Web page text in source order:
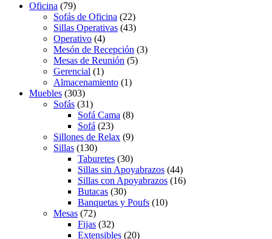
Oficina (79)
Sofás de Oficina (22)
Sillas Operativas (43)
Operativo (4)
Mesón de Recepción (3)
Mesas de Reunión (5)
Gerencial (1)
Almacenamiento (1)
Muebles (303)
Sofás (31)
Sofá Cama (8)
Sofá (23)
Sillones de Relax (9)
Sillas (130)
Taburetes (30)
Sillas sin Apoyabrazos (44)
Sillas con Apoyabrazos (16)
Butacas (30)
Banquetas y Poufs (10)
Mesas (72)
Fijas (32)
Extensibles (20)